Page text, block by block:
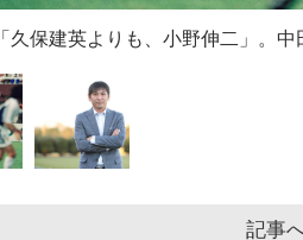
「久保建英よりも、小野伸二」。
記事